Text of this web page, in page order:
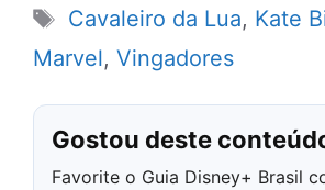
Tags
Cavaleiro da Lua, Kate
Marvel, Vingadores
Gostou deste
Favorite o Guia Disney+ Brasil